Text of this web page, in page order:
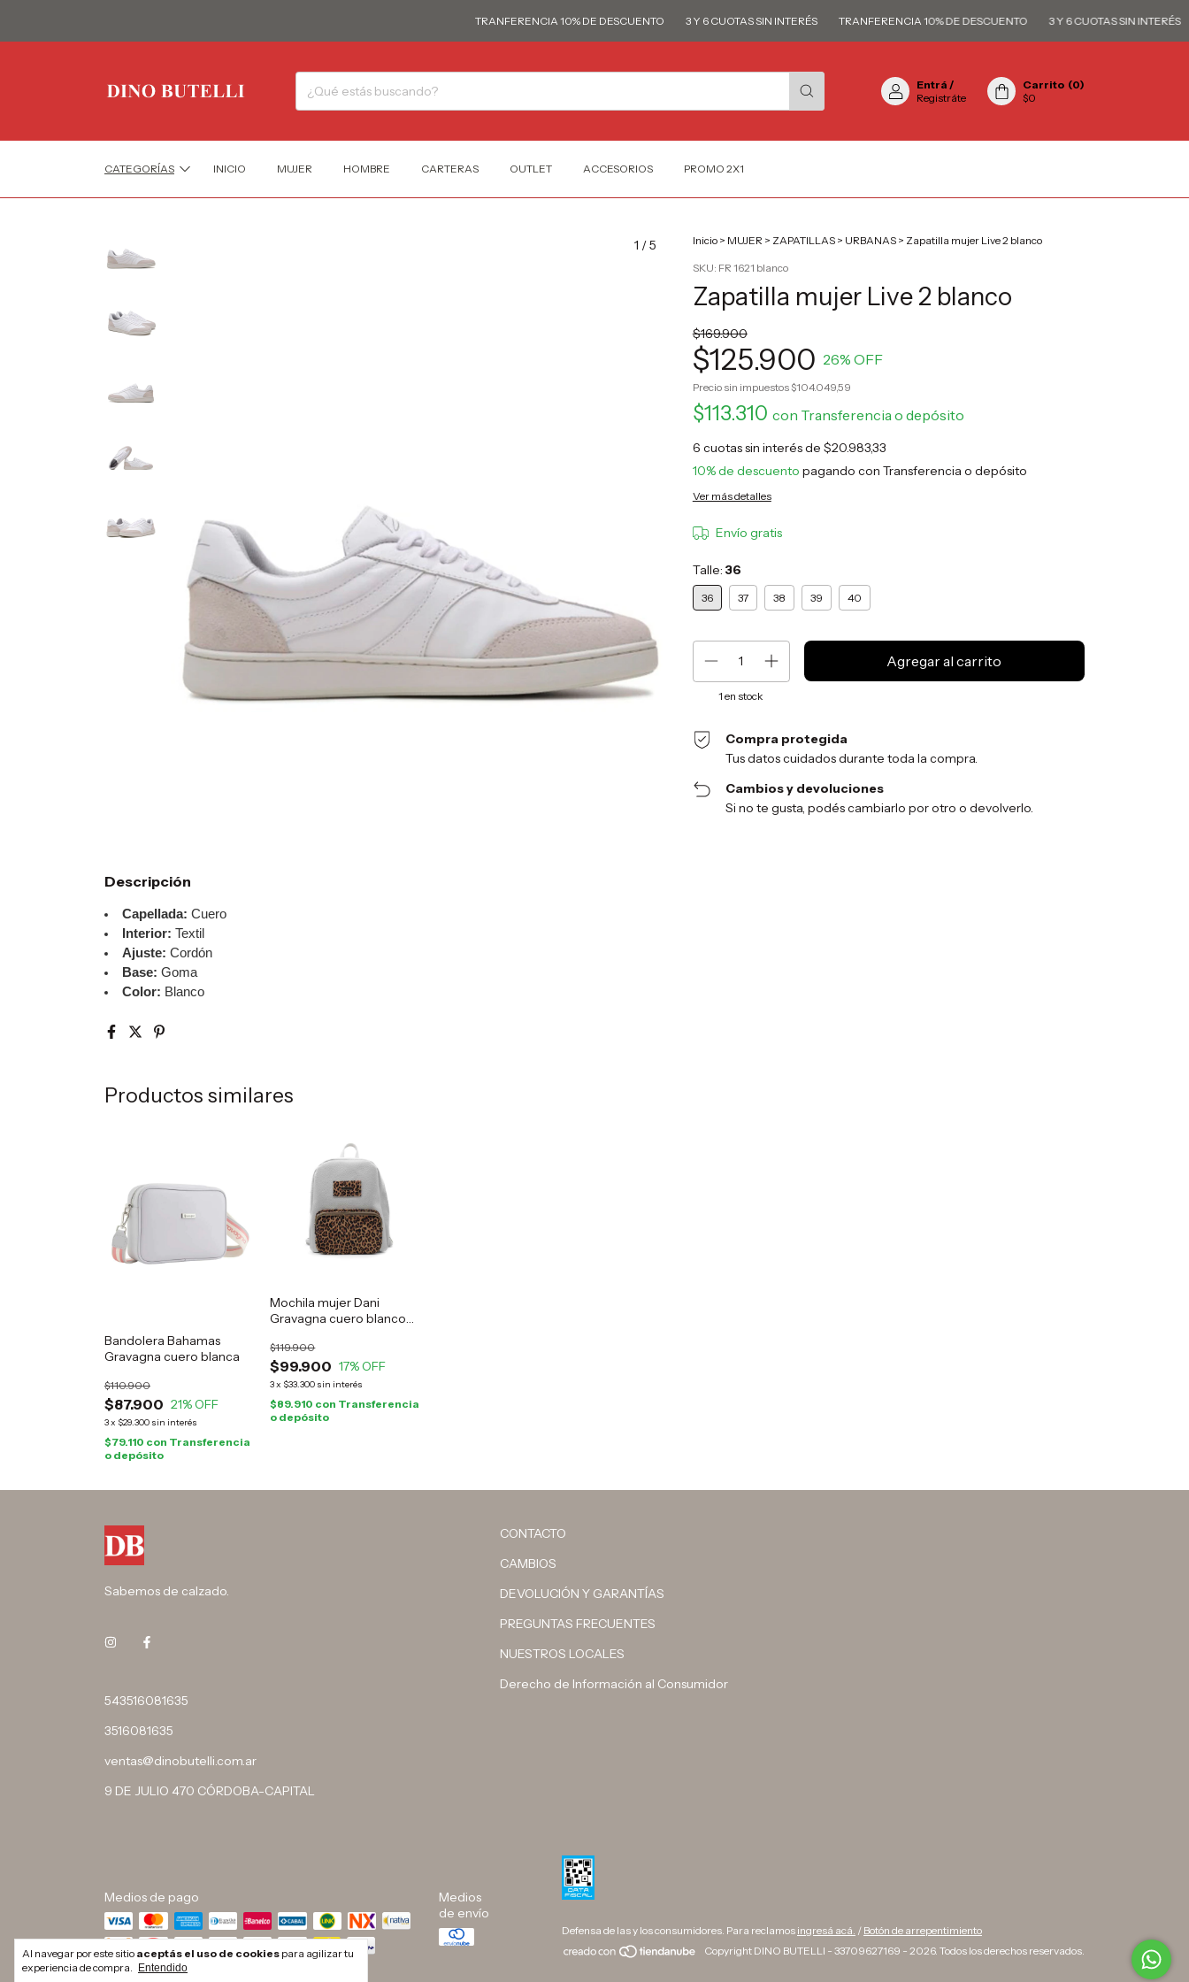
TRANFERENCIA 10% DE DESCUENTO 3 Y 6 CUOTAS SIN INTERÉS TRANFERENCIA 10% DE DESCUENTO 3 Y 6 CUOTAS SIN INTERÉS
Entrá /
Registráte
Carrito (0)
$0
CATEGORÍAS INICIO MUJER HOMBRE CARTERAS OUTLET ACCESORIOS PROMO 2X1
Al navegar por este sitio aceptás el uso de cookies para agilizar tu
experiencia de compra.
Entendido
1 /5 Inicio > MUJER > ZAPATILLAS > URBANAS > Zapatilla mujer Live 2 blanco
SKU: FR 1621 blanco
Zapatilla mujer Live 2 blanco
$169.900
$125.900 26% OFF
Precio sin impuestos$104.049,59
$113.310 con Transferencia o depósito
6 cuotas sin interés de $20.983,33
10% de descuento pagando con Transferencia o depósito
Ver más detalles
Envío gratis
Talle: 36
36 37 38 39 40
1 en stock
Compra protegida
Tus datos cuidados durante toda la compra.
Cambios y devoluciones
Si no te gusta, podés cambiarlo por otro o devolverlo.
Descripción
Capellada: Cuero
Interior: Textil
Ajuste: Cordón
Base: Goma
Color: Blanco
Productos similares
Bandolera Bahamas
Gravagna cuero blanca
$87.900
$110.900
21% OFF
3x $29.300 sin interés
$79.110 con Transferencia
o depósito
Mochila mujer Dani
Gravagna cuero blanco
$99.900
$119.900
17% OFF
3x $33.300 sin interés
$89.910 con Transferencia
o depósito
Sabemos de calzado.
543516081635
3516081635
ventas@dinobutelli.com.ar
9 DE JULIO 470 CÓRDOBA-CAPITAL
CONTACTO
CAMBIOS
DEVOLUCIÓN Y GARANTÍAS
PREGUNTAS FRECUENTES
NUESTROS LOCALES
Derecho de Información al Consumidor
Medios de pago
Medios
de envío
Defensa de las y los consumidores. Para reclamos ingresá acá. / Botón de arrepentimiento
Copyright DINO BUTELLI - 33709627169 - 2026. Todos los derechos reservados.